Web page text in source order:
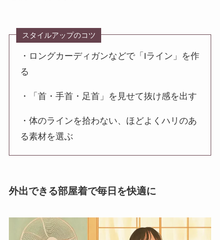
スタイルアップのコツ
・ロングカーディガンなどで「Iライン」を作
る
・「首・手首・足首」を見せて抜け感を出す
・体のラインを拾わない、ほどよくハリのあ
る素材を選ぶ
外出できる部屋着で毎日を快適に